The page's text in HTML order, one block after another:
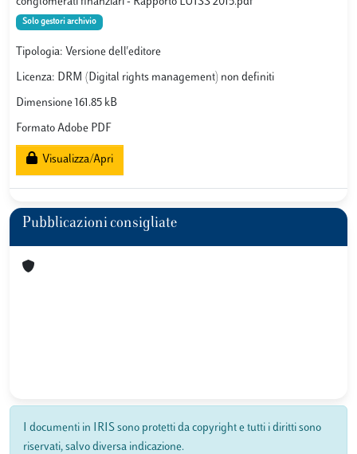
Solo gestori archivio
Tipologia: Versione dell'editore
Licenza: DRM (Digital rights management) non definiti
Dimensione 161.85 kB
Formato Adobe PDF
Visualizza/Apri
Pubblicazioni consigliate
I documenti in IRIS sono protetti da copyright e tutti i diritti sono
riservati, salvo diversa indicazione.